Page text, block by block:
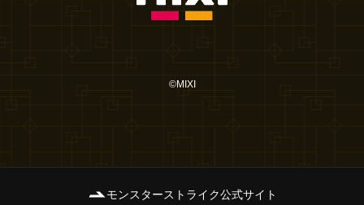
©MIXI
モンスターストライク公式サイト